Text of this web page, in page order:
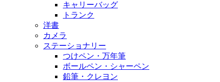
キャリーバッグ
トランク
洋書
カメラ
ステーショナリー
つけペン・万年筆
ボールペン・シャーペン
鉛筆・クレヨン